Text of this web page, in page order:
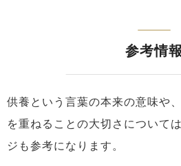
参考情報
供養という言葉の本来の意味や
を重ねることの大切さについては
ジも参考になります。